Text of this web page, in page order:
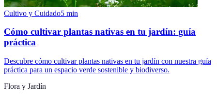
Cultivo y Cuidado5 min
Cómo cultivar plantas nativas en tu jardín: guía
práctica
Descubre cómo cultivar plantas nativas en tu jardín con nuestra guía
práctica para un espacio verde sostenible y biodiverso.
Flora y Jardín